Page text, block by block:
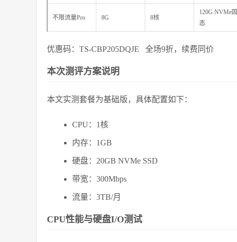
不限流量Pro 8G 8核
120G NVMe固
态
优惠码：TS-CBP205DQJE 全场9折，续费同价
本次测评方案说明
本文实测套餐为基础版，具体配置如下：
CPU：1核
内存：1GB
硬盘：20GB NVMe SSD
带宽：300Mbps
流量：3TB/月
CPU性能与硬盘I/O测试